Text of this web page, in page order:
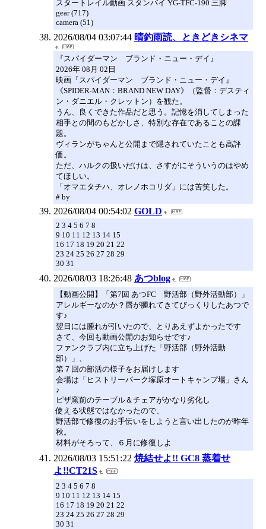
スタートレイル動画 スタンバイ YG-TFC-190 三脚
gear (717)
camera (51)
2026/08/04 03:07:44 晴釣雨読、ときどきシネマ
『スパイダーマン ブランド・ニュー・デイ』
2026年 08月 02日
映画『スパイダーマン ブランド・ニュー・デイ』
《SPIDER-MAN：BRAND NEW DAY》（監督：デスティ
ン・ダニエル・クレットン）を観た。
うん、良くできた作品だと思う。記憶を消してしまった
相手との間のもどかしさ、特別な存在であることの課
題。
ヴィランがちゃんと公開まで隠されていたことも高評
価。
ただ、ハルクの扱いだけは、さすがにそういうのはやめ
てほしい。
「オマエタチハ、オレノホコリダ」には苦笑した。
# by
2026/08/04 00:54:02 GOLD
2 3 4 5 6 7 8
9 10 11 12 13 14 15
16 17 18 19 20 21 22
23 24 25 26 27 28 29
30 31
2026/08/03 18:26:48 あつblog
【動画公開】「第7回 あつFC 野活部（野外活動部）」
アレルギーなのか？唇が腫れてきてびっくりしたあつで
す♪
翌日には腫れが引いたので、とりあえずよかったです
さて、今回も動画公開のお知らせです♪
ファンクラブ内に立ち上げた「野活部（野外活動
部）」、
第７回の部活の様子をお届けします
会場は「ヒストリーパーク塚原オートキャンプ場」さん
♪
ピザ窯前のテーブル＆チェアがかなり劣化し
使える状態ではなかったので、
野活部で修復のお手伝いをしようと言い出したのが昨年
秋。
材料がそろって、６月に修復しよ
2026/08/03 15:51:22 焼結せよ!! GC8 蒸着せ
よ!!CT21S
2 3 4 5 6 7 8
9 10 11 12 13 14 15
16 17 18 19 20 21 22
23 24 25 26 27 28 29
30 31